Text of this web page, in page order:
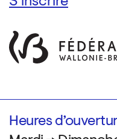
Heures